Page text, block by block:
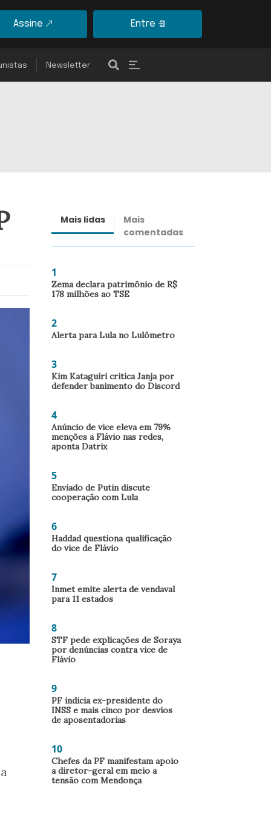
Assine Entre
Newsletter
Mais lidas
Mais
comentadas
1
Zema declara patrimônio de R$
178 milhões ao TSE
2
Alerta para Lula no Lulômetro
3
Kim Kataguiri critica Janja por
defender banimento do Discord
4
Anúncio de vice eleva em 79%
menções a Flávio nas redes,
aponta Datrix
5
Enviado de Putin discute
cooperação com Lula
6
Haddad questiona qualificação
do vice de Flávio
7
Inmet emite alerta de vendaval
para 11 estados
8
STF pede explicações de Soraya
por denúncias contra vice de
Flávio
9
PF indicia ex-presidente do
INSS e mais cinco por desvios
de aposentadorias
10
Chefes da PF manifestam apoio
a diretor-geral em meio a
tensão com Mendonça